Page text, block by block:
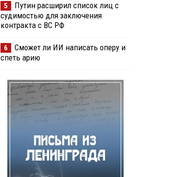
5
Путин расширил список лиц с
судимостью для заключения
контракта с ВС РФ
6
Сможет ли ИИ написать оперу и
спеть арию